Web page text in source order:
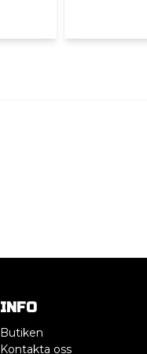
INFO
Butiken
Kontakta oss